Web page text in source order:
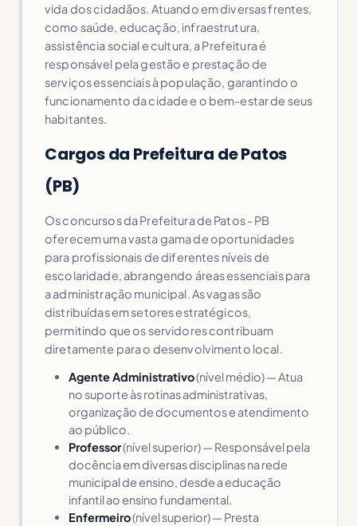
vida dos cidadãos. Atuando em diversas frentes,
como saúde, educação, infraestrutura,
assistência social e cultura, a Prefeitura é
responsável pela gestão e prestação de
serviços essenciais à população, garantindo o
funcionamento da cidade e o bem-estar de seus
habitantes.
Cargos da Prefeitura de Patos
(PB)
Os concursos da Prefeitura de Patos - PB
oferecem uma vasta gama de oportunidades
para profissionais de diferentes níveis de
escolaridade, abrangendo áreas essenciais para
a administração municipal. As vagas são
distribuídas em setores estratégicos,
permitindo que os servidores contribuam
diretamente para o desenvolvimento local.
Agente Administrativo(nível médio) — Atua
no suporte às rotinas administrativas,
organização de documentos e atendimento
ao público.
Professor(nível superior) — Responsável pela
docência em diversas disciplinas na rede
municipal de ensino, desde a educação
infantil ao ensino fundamental.
Enfermeiro(nível superior) — Presta